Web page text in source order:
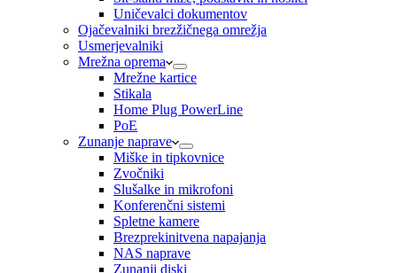
Uničevalci dokumentov
Ojačevalniki brezžičnega omrežja
Usmerjevalniki
Mrežna oprema
Mrežne kartice
Stikala
Home Plug PowerLine
PoE
Zunanje naprave
Miške in tipkovnice
Zvočniki
Slušalke in mikrofoni
Konferenčni sistemi
Spletne kamere
Brezprekinitvena napajanja
NAS naprave
Zunanji diski